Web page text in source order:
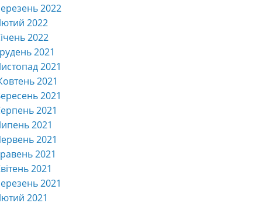
2022
2022
2022
2021
2021
2021
2021
2021
2021
2021
2021
2021
2021
2021